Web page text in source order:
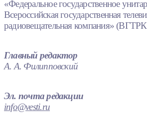
«Федеральное государственное
Всероссийская государственная
радиовещательная компания»
Главный редактор
А. А. Филипповский
Эл. почта редакции
info@vesti.ru